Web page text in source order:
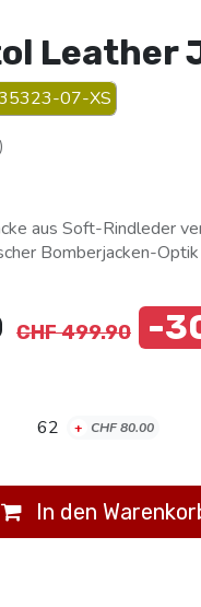
Leather
07-XS
aus Soft-Rindleder
Bomberjacken-
CHF499.90 -
62 + CHF80.00
In den